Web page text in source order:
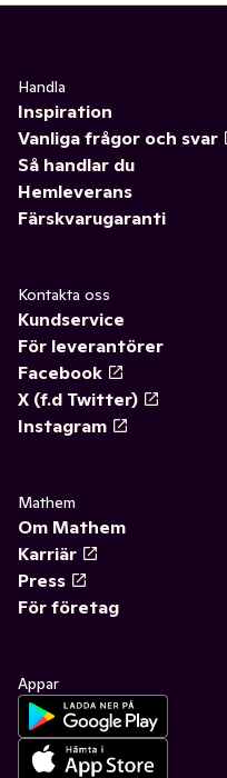
Handla
Inspiration
Vanliga frågor och svar
Så handlar du
Hemleverans
Färskvarugaranti
Kontakta oss
Kundservice
För leverantörer
Facebook
X (f.d Twitter)
Instagram
Mathem
Om Mathem
Karriär
Press
För företag
Appar